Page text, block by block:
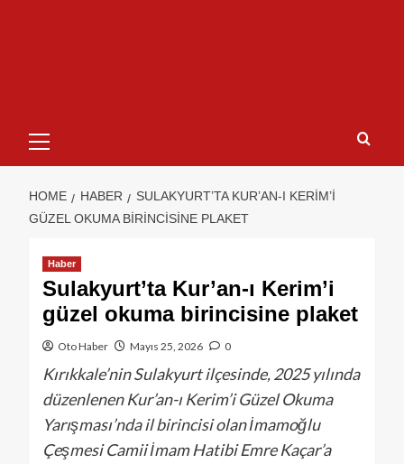
HOME HABER
SULAKYURT’TA KUR’AN-I KERIM’I
GÜZEL OKUMA BIRINCISINE PLAKET
Haber
Sulakyurt’ta Kur’an-ı Kerim’i
güzel okuma birincisine plaket
Oto Haber Mayıs 25, 2026 0
Kırıkkale’nin Sulakyurt ilçesinde, 2025 yılında
düzenlenen Kur’an-ı Kerim’i Güzel Okuma
Yarışması’nda il birincisi olan İmamoğlu
Çeşmesi Camii İmam Hatibi Emre Kaçar’a